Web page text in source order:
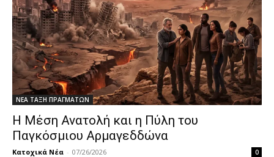
ΝΕΑ ΤΑΞΗ ΠΡΑΓΜΑΤΩΝ
Η Μέση Ανατολή και η Πύλη του
Παγκόσμιου Αρμαγεδδώνα
Κατοχικά Νέα - 07/26/2026 0